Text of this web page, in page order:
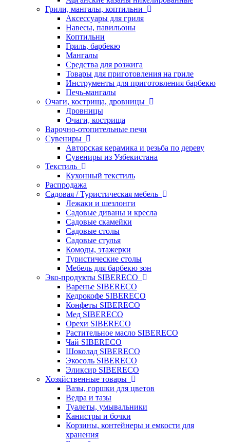
Грили, мангалы, коптильни
Аксессуары для гриля
Навесы, павильоны
Коптильни
Гриль, барбекю
Мангалы
Средства для розжига
Товары для приготовления на гриле
Инструменты для приготовления барбекю
Печь-мангалы
Очаги, кострища, дровницы
Дровницы
Очаги, кострища
Варочно-отопительные печи
Сувениры
Авторская керамика и резьба по дереву
Сувениры из Узбекистана
Текстиль
Кухонный текстиль
Распродажа
Садовая / Туристическая мебель
Лежаки и шезлонги
Садовые диваны и кресла
Садовые скамейки
Садовые столы
Садовые стулья
Комоды, этажерки
Туристические столы
Мебель для барбекю зон
Эко-продукты SIBERECO
Варенье SIBERECO
Кедрокофе SIBERECO
Конфеты SIBERECO
Мед SIBERECO
Орехи SIBERECO
Растительное масло SIBERECO
Чай SIBERECO
Шоколад SIBERECO
Экосоль SIBERECO
Эликсир SIBERECO
Хозяйственные товары
Вазы, горшки для цветов
Ведра и тазы
Туалеты, умывальники
Канистры и бочки
Корзины, контейнеры и емкости для
хранения